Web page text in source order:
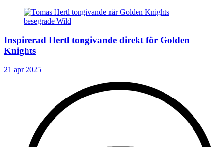
Inspirerad Hertl tongivande direkt för Golden
Knights
21 apr 2025